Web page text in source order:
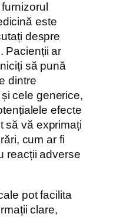
este
despre
Pacienții ar
să pună
dintre
cele generice,
efecte
să vă exprimați
cum ar fi
reacții adverse
pot facilita
clare,